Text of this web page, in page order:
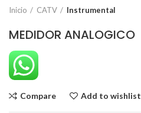
Inicio CATV Instrumental
MEDIDOR ANALOGICO
Compare Add to wishlist